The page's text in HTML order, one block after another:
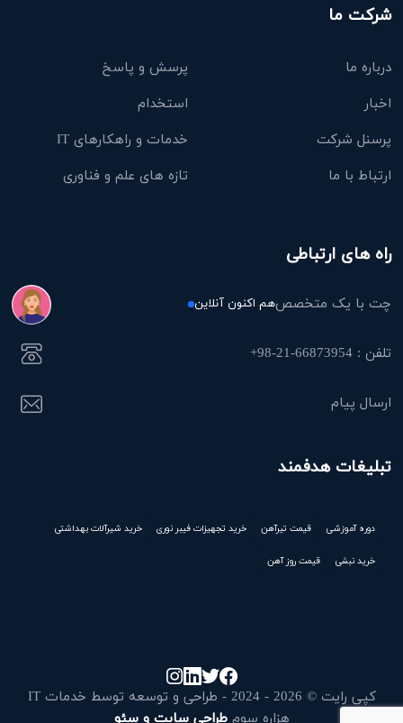
شرکت ما
درباره ما
پرسش و پاسخ
اخبار
استخدام
پرسنل شرکت
خدمات و راهکارهای IT
ارتباط با ما
تازه های علم و فناوری
راه های ارتباطی
چت با یک متخصصهم اکنون آنلاین
تلفن : 66873954-21-98+
ارسال پیام
تبلیغات هدفمند
دوره آموزشی قیمت تیرآهن خرید تجهیزات فیبر نوری خرید شیرآلات بهداشتی
خرید نبشی قیمت روز آهن
کپی رایت © 2026 - 2024 - طراحی و توسعه توسط خدمات IT
هزاره سومطراحی سایت و سئو